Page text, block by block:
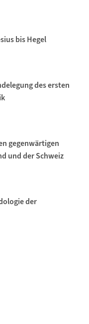
bis Hegel
des ersten
gegenwärtigen
und der Schweiz
der